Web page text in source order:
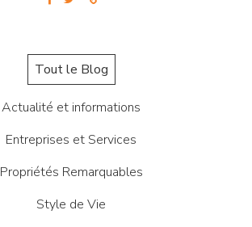
Tout le Blog
Actualité et informations
Entreprises et Services
Propriétés Remarquables
Style de Vie